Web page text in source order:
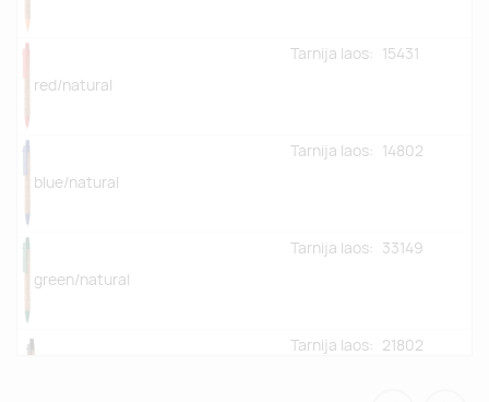
red/natural
Tarnija laos: 15431
blue/natural
Tarnija laos: 14802
green/natural
Tarnija laos: 33149
Tarnija laos: 21802